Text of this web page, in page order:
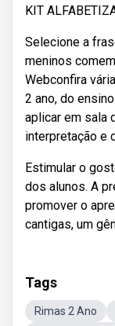
KIT
Selecione a
meninos
Webconfira
2 ano, do
aplicar em sala
interpretação e
Estimular o
dos alunos. A
promover o
cantigas, um
Tags
Rimas 2 Ano